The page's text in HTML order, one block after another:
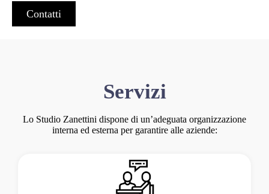
Contatti
Servizi
Lo Studio Zanettini dispone di un’adeguata organizzazione
interna ed esterna per garantire alle aziende: